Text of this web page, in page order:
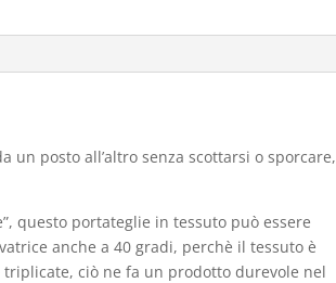
posto all’altro senza scottarsi o sporcare,
questo portateglie in tessuto può essere
anche a 40 gradi, perchè il tessuto è
ciò ne fa un prodotto durevole nel